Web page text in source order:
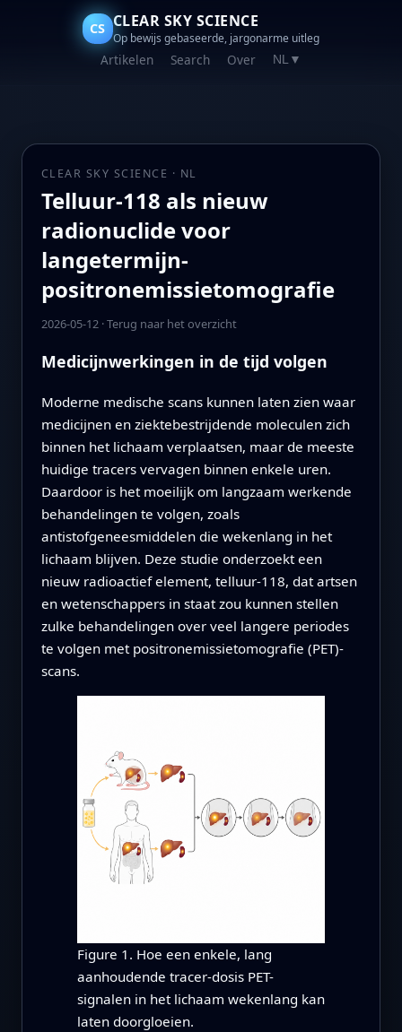
CS CLEAR SKY SCIENCE
Op bewijs gebaseerde, jargonarme uitleg
Artikelen Search Over NL ▼
CLEAR SKY SCIENCE · NL
Telluur-118 als nieuw
radionuclide voor
langetermijn-
positronemissietomografie
2026-05-12·Terug naar het overzicht
Medicijnwerkingen in de tijd volgen
Moderne medische scans kunnen laten zien waar
medicijnen en ziektebestrijdende moleculen zich
binnen het lichaam verplaatsen, maar de meeste
huidige tracers vervagen binnen enkele uren.
Daardoor is het moeilijk om langzaam werkende
behandelingen te volgen, zoals
antistofgeneesmiddelen die wekenlang in het
lichaam blijven. Deze studie onderzoekt een
nieuw radioactief element, telluur-118, dat artsen
en wetenschappers in staat zou kunnen stellen
zulke behandelingen over veel langere periodes
te volgen met positronemissietomografie (PET)-
scans.
Figure 1. Hoe een enkele, lang
aanhoudende tracer-dosis PET-
signalen in het lichaam wekenlang kan
laten doorgloeien.